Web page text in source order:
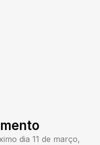
dia 11 de março,